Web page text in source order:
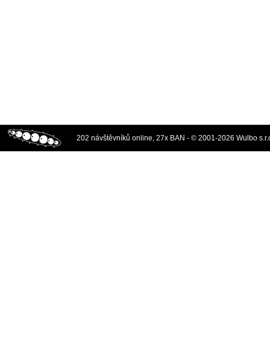
202 návštěvníků online, 27x BAN - © 2001-2026 Wulbo